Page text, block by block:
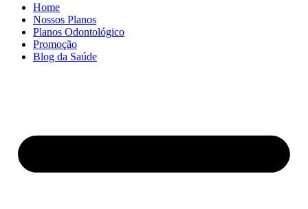
Home
Nossos Planos
Planos Odontológico
Promoção
Blog da Saúde